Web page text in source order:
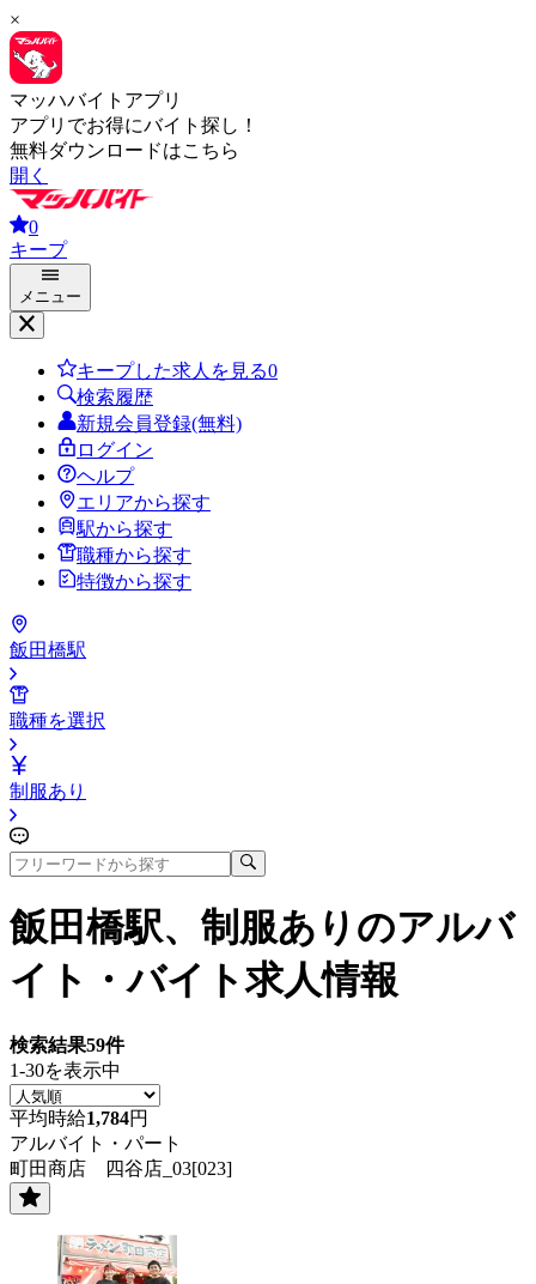
×
マッハバイトアプリ
アプリでお得にバイト探し！
無料ダウンロードはこちら
開く
0
キープ
メニュー
キープした求人を見る0
検索履歴
新規会員登録(無料)
ログイン
ヘルプ
エリアから探す
駅から探す
職種から探す
特徴から探す
飯田橋駅
職種を選択
制服あり
飯田橋駅、制服あり のアルバ
イト・バイト求人情報
検索結果59件
1-30を表示中
平均時給1,784円
アルバイト・パート
町田商店 四谷店_03[023]